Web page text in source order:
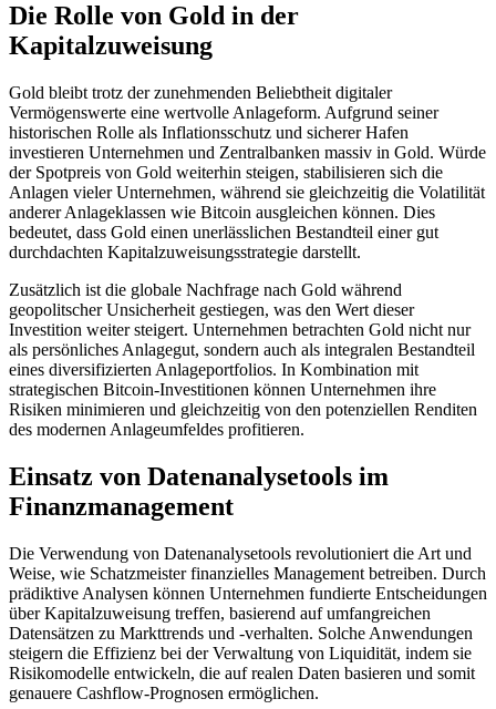
Die Rolle von Gold in der
Kapitalzuweisung
Gold bleibt trotz der zunehmenden Beliebtheit digitaler
Vermögenswerte eine wertvolle Anlageform. Aufgrund seiner
historischen Rolle als Inflationsschutz und sicherer Hafen
investieren Unternehmen und Zentralbanken massiv in Gold. Würde
der Spotpreis von Gold weiterhin steigen, stabilisieren sich die
Anlagen vieler Unternehmen, während sie gleichzeitig die Volatilität
anderer Anlageklassen wie Bitcoin ausgleichen können. Dies
bedeutet, dass Gold einen unerlässlichen Bestandteil einer gut
durchdachten Kapitalzuweisungsstrategie darstellt.
Zusätzlich ist die globale Nachfrage nach Gold während
geopolitscher Unsicherheit gestiegen, was den Wert dieser
Investition weiter steigert. Unternehmen betrachten Gold nicht nur
als persönliches Anlagegut, sondern auch als integralen Bestandteil
eines diversifizierten Anlageportfolios. In Kombination mit
strategischen Bitcoin-Investitionen können Unternehmen ihre
Risiken minimieren und gleichzeitig von den potenziellen Renditen
des modernen Anlageumfeldes profitieren.
Einsatz von Datenanalysetools im
Finanzmanagement
Die Verwendung von Datenanalysetools revolutioniert die Art und
Weise, wie Schatzmeister finanzielles Management betreiben. Durch
prädiktive Analysen können Unternehmen fundierte Entscheidungen
über Kapitalzuweisung treffen, basierend auf umfangreichen
Datensätzen zu Markttrends und -verhalten. Solche Anwendungen
steigern die Effizienz bei der Verwaltung von Liquidität, indem sie
Risikomodelle entwickeln, die auf realen Daten basieren und somit
genauere Cashflow-Prognosen ermöglichen.